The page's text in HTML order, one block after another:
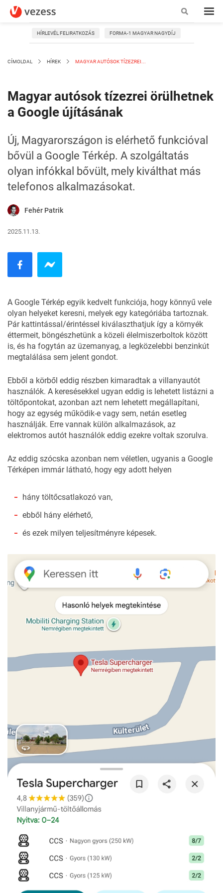
HÍRLEVÉL FELIRATKOZÁS FORMA-1 MAGYAR NAGYDÍJ
CÍMOLDAL HÍREK MAGYAR AUTÓSOK TÍZEZREI...
Magyar autósok tízezrei örülhetnek
a Google újításának
Új, Magyarországon is elérhető funkcióval
bővül a Google Térkép. A szolgáltatás
olyan infókkal bővült, mely kiválthat más
telefonos alkalmazásokat.
Fehér Patrik
2025.11.13.
A Google Térkép egyik kedvelt funkciója, hogy könnyű vele
olyan helyeket keresni, melyek egy kategóriába tartoznak.
Pár kattintással/érintéssel kiválaszthatjuk így a környék
éttermeit, böngészhetünk a közeli élelmiszerboltok között
is, és ha fogytán az üzemanyag, a legközelebbi benzinkút
megtalálása sem jelent gondot.
Ebből a körből eddig részben kimaradtak a villanyautót
használók. A keresésekkel ugyan eddig is lehetett listázni a
töltőpontokat, azonban azt nem lehetett megállapítani,
hogy az egység működik-e vagy sem, netán esetleg
használják. Erre vannak külön alkalmazások, az
elektromos autót használók eddig ezekre voltak szorulva.
Az eddig szócska azonban nem véletlen, ugyanis a Google
Térképen immár látható, hogy egy adott helyen
hány töltőcsatlakozó van,
ebből hány elérhető,
és ezek milyen teljesítményre képesek.